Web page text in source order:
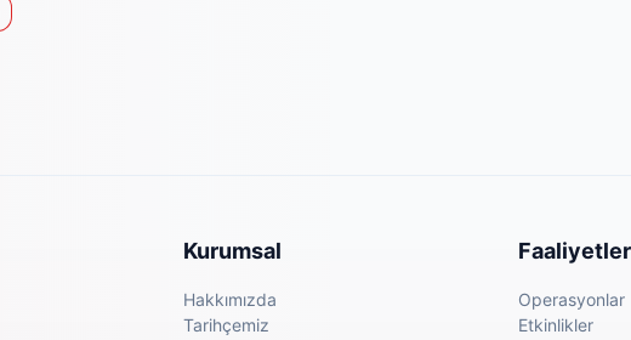
Kurumsal
Hakkımızda
Tarihçemiz
Faaliyetler
Operasyonlar
Etkinlikler